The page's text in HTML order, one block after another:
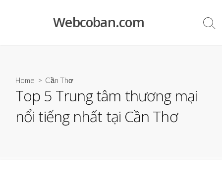
Webcoban.com
Home > Cần Thơ
Top 5 Trung tâm thương mại
nổi tiếng nhất tại Cần Thơ